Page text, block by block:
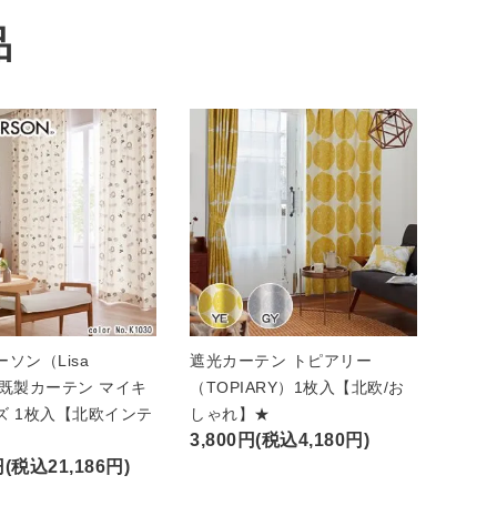
ソン（Lisa
製カーテン マイキ
1枚入【北欧インテ
(税込21,186円)
遮光カーテン トピアリー
（TOPIARY）1枚入【北欧/お
しゃれ】★
3,800円(税込4,180円)